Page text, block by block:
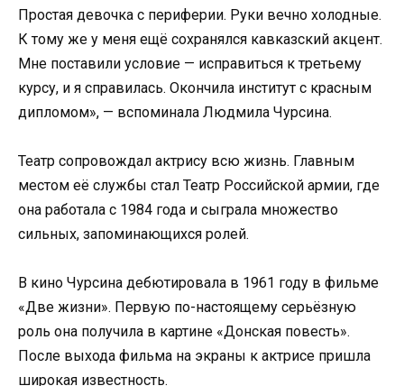
Простая девочка с периферии. Руки вечно холодные.
К тому же у меня ещё сохранялся кавказский акцент.
Мне поставили условие — исправиться к третьему
курсу, и я справилась. Окончила институт с красным
дипломом», — вспоминала Людмила Чурсина.
Театр сопровождал актрису всю жизнь. Главным
местом её службы стал Театр Российской армии, где
она работала с 1984 года и сыграла множество
сильных, запоминающихся ролей.
В кино Чурсина дебютировала в 1961 году в фильме
«Две жизни». Первую по-настоящему серьёзную
роль она получила в картине «Донская повесть».
После выхода фильма на экраны к актрисе пришла
широкая известность.